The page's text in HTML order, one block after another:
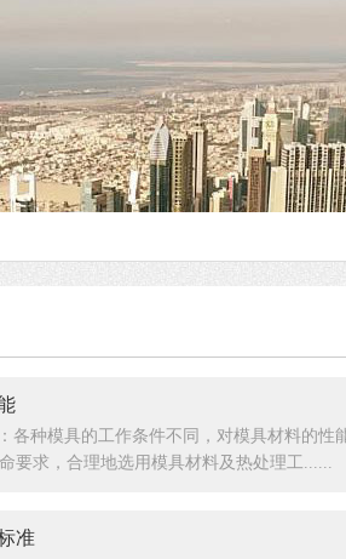
各种模具的工作条件不同，对模具材料的性
要求，合理地选用模具材料及热处理工......
准